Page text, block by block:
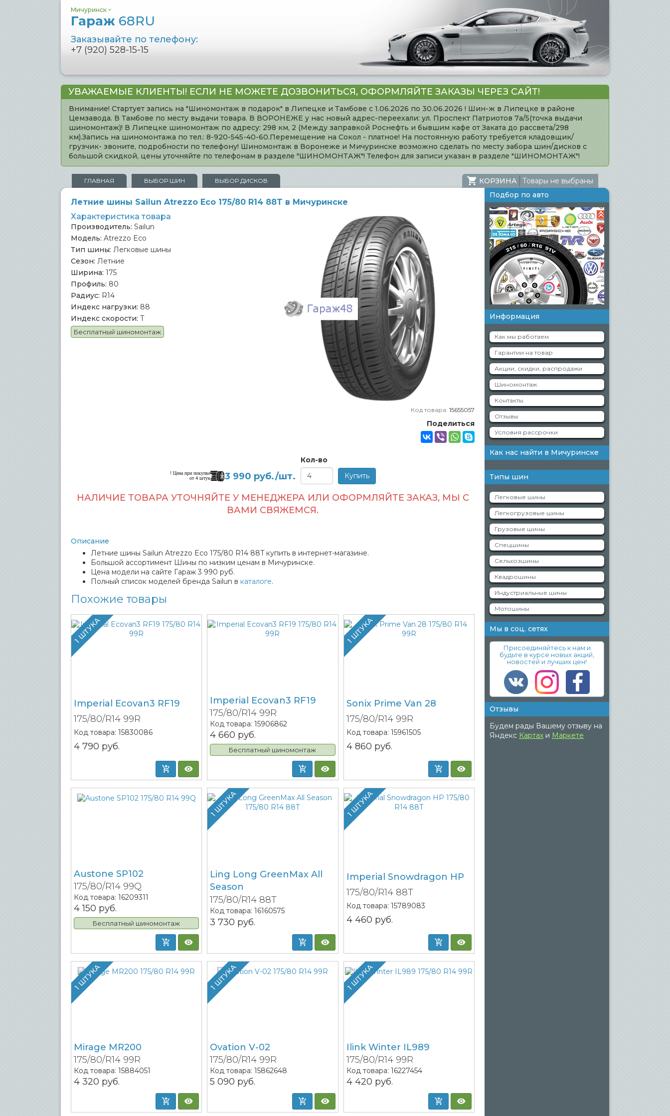
Мичуринск
Гараж 68RU
Заказывайте по телефону:
+7 (920) 528-15-15
УВАЖАЕМЫЕ КЛИЕНТЫ! ЕСЛИ НЕ МОЖЕТЕ ДОЗВОНИТЬСЯ, ОФОРМЛЯЙТЕ ЗАКАЗЫ ЧЕРЕЗ САЙТ!
Внимание! Стартует запись на "Шиномонтаж в подарок" в Липецке и Тамбове с 1.06.2026 по 30.06.2026 ! Шин-ж в Липецке в районе
Цемзавода. В Тамбове по месту выдачи товара. В ВОРОНЕЖЕ у нас новый адрес-переехали: ул. Проспект Патриотов 7а/5(точка выдачи
шиномонтаж)! В Липецке шиномонтаж по адресу: 298 км, 2 (Между заправкой Роснефть и бывшим кафе от Заката до рассвета/298
км).Запись на шиномонтажа по тел.: 8-920-545-40-60.Перемещение на Сокол - платное! На постоянную работу требуется кладовщик/
грузчик- звоните, подробности по телефону! Шиномонтаж в Воронеже и Мичуринске возможно сделать по месту забора шин/дисков с
большой скидкой, цены уточняйте по телефонам в разделе "ШИНОМОНТАЖ"! Телефон для записи указан в разделе "ШИНОМОНТАЖ"!
ГЛАВНАЯ ВЫБОР ШИН ВЫБОР ДИСКОВ КОРЗИНА Товары не выбраны
Летние шины Sailun Atrezzo Eco 175/80 R14 88T в Мичуринске
Характеристика товара
Производитель: Sailun
Модель: Atrezzo Eco
Тип шины: Легковые шины
Сезон: Летние
Ширина: 175
Профиль: 80
Радиус: R14
Индекс нагрузки: 88
Индекс скорости: T
Бесплатный шиномонтаж
Код товара: 15655057
Поделиться
! Цена при покупке
от 4 штук
3 990 руб./шт.
Кол-во
НАЛИЧИЕ ТОВАРА УТОЧНЯЙТЕ У МЕНЕДЖЕРА ИЛИ ОФОРМЛЯЙТЕ ЗАКАЗ, МЫ С
ВАМИ СВЯЖЕМСЯ.
Описание
Летние шины Sailun Atrezzo Eco 175/80 R14 88T купить в интернет-магазине.
Большой ассортимент Шины по низким ценам в Мичуринске.
Цена модели на сайте Гараж 3 990 руб.
Полный список моделей бренда Sailun в каталоге.
Похожие товары
1 ШТУКА
Imperial Ecovan3 RF19
175/80/R14 99R
Код товара: 15830086
4 790 руб.
Imperial Ecovan3 RF19
175/80/R14 99R
Код товара:15906862
4 660 руб.
Бесплатный шиномонтаж
1 ШТУКА
Sonix Prime Van 28
175/80/R14 99R
Код товара: 15961505
4 860 руб.
Austone SP102
175/80/R14 99Q
Код товара: 16209311
4 150 руб.
Бесплатный шиномонтаж
1 ШТУКА
Ling Long GreenMax All
Season
175/80/R14 88T
Код товара:16160575
3 730 руб.
1 ШТУКА
Imperial Snowdragon HP
175/80/R14 88T
Код товара: 15789083
4 460 руб.
1 ШТУКА
Mirage MR200
175/80/R14 99R
Код товара: 15884051
4 320 руб.
1 ШТУКА
Ovation V-02
175/80/R14 99R
Код товара:15862648
5 090 руб.
1 ШТУКА
Ilink Winter IL989
175/80/R14 99R
Код товара: 16227454
4 420 руб.
Подбор по авто
Информация
Как мы работаем
Гарантии на товар
Акции, скидки, распродажи
Шиномонтаж
Контакты
Отзывы
Условия рассрочки
Как нас найти в Мичуринске
Типы шин
Легковые шины
Легкогрузовые шины
Грузовые шины
Спецшины
Сельхозшины
Квадрошины
Индустриальные шины
Мотошины
Мы в соц. сетях
Присоединяйтесь к нам и
будьте в курсе новых акций,
новостей и лучших цен!
Отзывы
Будем рады Вашему отзыву на
Яндекс Картах и Маркете